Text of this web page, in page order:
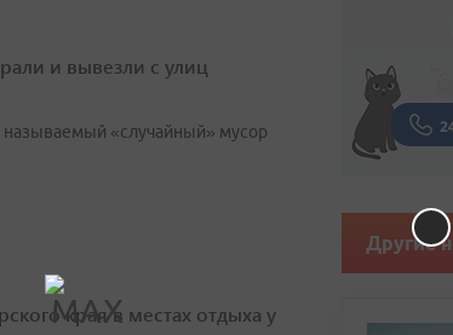
и вывезли с улиц
называемый «случайный» мусор
края в местах отдыха у
Другие